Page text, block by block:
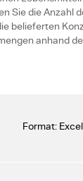
Sie die Anzahl
belieferten
anhand
Format: Excel